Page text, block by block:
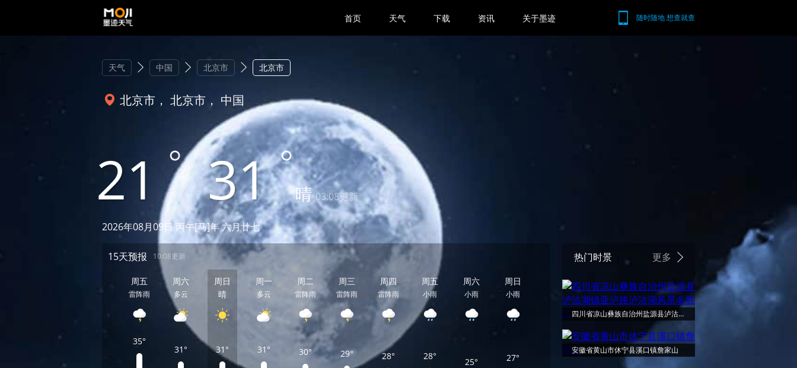
随时随地 想查就查
首页 天气 下载 资讯 关于墨迹
天气 中国 北京市 北京市
北京市， 北京市， 中国
21 31 晴 03:08更新
2026年08月09日 丙午[马]年 六月廿七
热门时景 更多
四川省凉山彝族自治州盐源县泸沽湖镇亚泸路泸沽湖风景名胜区
安徽省黄山市休宁县溪口镇詹家山
15天预报 10:08更新
周五
雷阵雨
35°
周六
多云
31°
周日
晴
31°
周一
多云
31°
周二
雷阵雨
30°
周三
雷阵雨
29°
周四
雷阵雨
28°
周五
小雨
28°
周六
小雨
25°
周日
小雨
27°
周一 周二
小雨
30°
周三
小雨
26°
周四
小雨
26°
周五 周六